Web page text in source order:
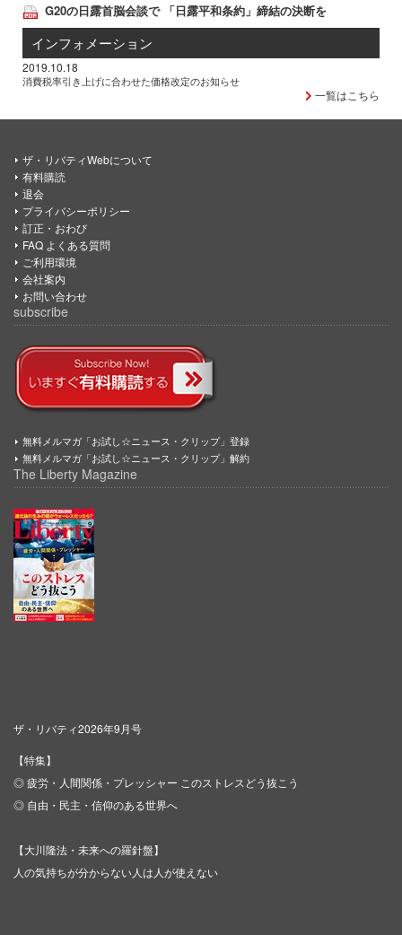
G20の日露首脳会談で 「日露平和条約」締結の決断を
インフォメーション
2019.10.18
消費税率引き上げに合わせた価格改定のお知らせ
一覧はこちら
ザ・リバティWebについて
有料購読
退会
プライバシーポリシー
訂正・おわび
FAQ よくある質問
ご利用環境
会社案内
お問い合わせ
subscribe
無料メルマガ「お試し☆ニュース・クリップ」登録
無料メルマガ「お試し☆ニュース・クリップ」解約
The Liberty Magazine
ザ・リバティ2026年9月号
【特集】
◎ 疲労・人間関係・プレッシャー このストレスどう抜こう
◎ 自由・民主・信仰のある世界へ
【大川隆法・未来への羅針盤】
人の気持ちが分からない人は人が使えない